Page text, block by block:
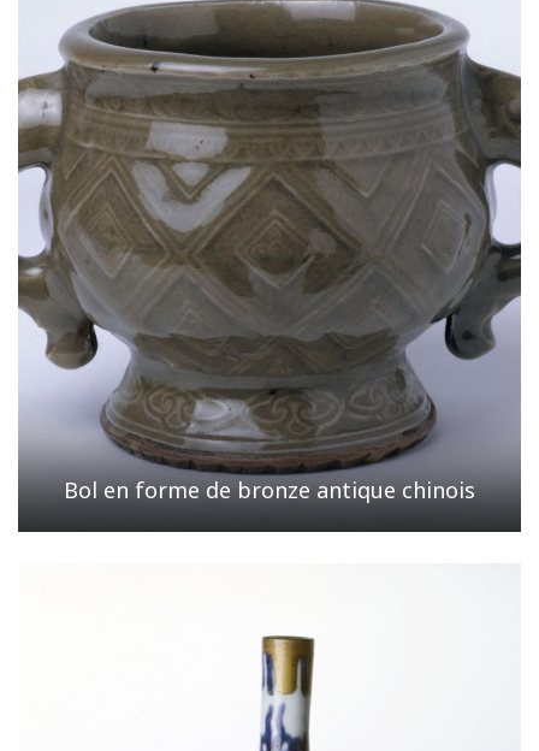
Bol en forme de bronze antique chinois